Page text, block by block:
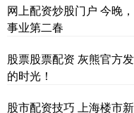
网上配资炒股门户 今晚
事业第二春
股票股票配资 灰熊官方
的时光！
股市配资技巧 上海楼市